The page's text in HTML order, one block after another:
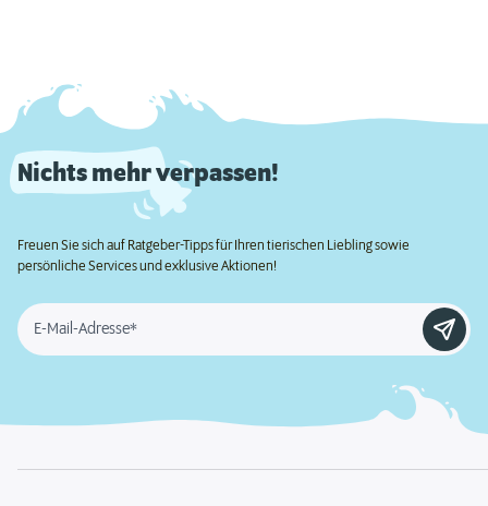
Nichts mehr verpassen!
Freuen Sie sich auf Ratgeber-Tipps für Ihren tierischen Liebling sowie
persönliche Services und exklusive Aktionen!
E-Mail-Adresse*